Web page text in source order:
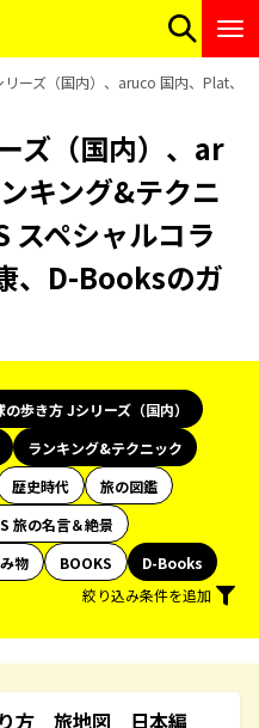
ーズ（国内）、aruco 国内、Plat、
ズ（国内）、ar
キング&テクニ
スペシャルコラ
、D-Booksのガ
の歩き方 Jシリーズ（国内）
ランキング&テクニック
歴史時代
旅の図鑑
旅の名言＆絶景
物 BOOKS
D-Books
絞り込み条件を追加
方 旅地図 日本編